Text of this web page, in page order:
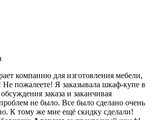
компанию для изготовления мебели,
пожалеете! Я заказывала шкаф-купе в
заказа и заканчивая
не было. Все было сделано очень
К тому же мне ещё скидку сделали!